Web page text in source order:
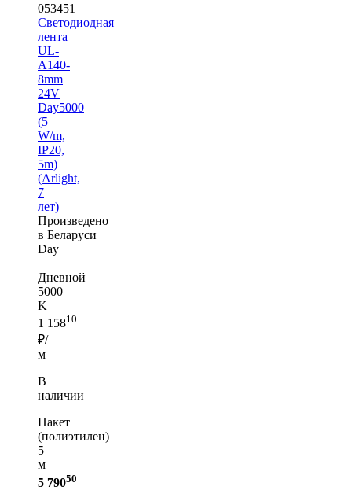
053451
Светодиодная
лента
UL-
A140-
8mm
24V
Day5000
(5
W/m,
IP20,
5m)
(Arlight,
7
лет)
Произведено
в Беларуси
Day
|
Дневной
5000
K
1 15810
₽/
м
В
наличии
Пакет
(полиэтилен)
5
м —
5 79050